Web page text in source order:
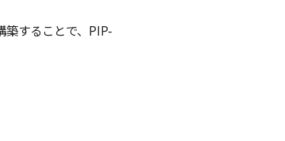
することで、PIP-